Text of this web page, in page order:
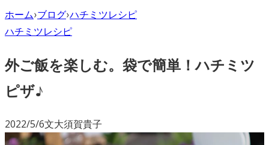
ホーム›ブログ›ハチミツレシピ
ハチミツレシピ
外ご飯を楽しむ。袋で簡単！ハチミツ
ピザ♪
2022/5/6文大須賀貴子